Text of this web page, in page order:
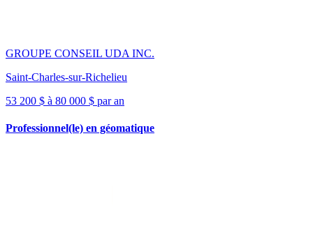
GROUPE CONSEIL UDA INC.
Saint-Charles-sur-Richelieu
53 200 $ à 80 000 $ par an
Professionnel(le) en géomatique